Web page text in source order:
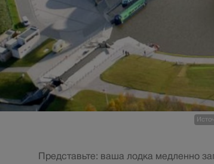
Представьте: ваша лодка медленно